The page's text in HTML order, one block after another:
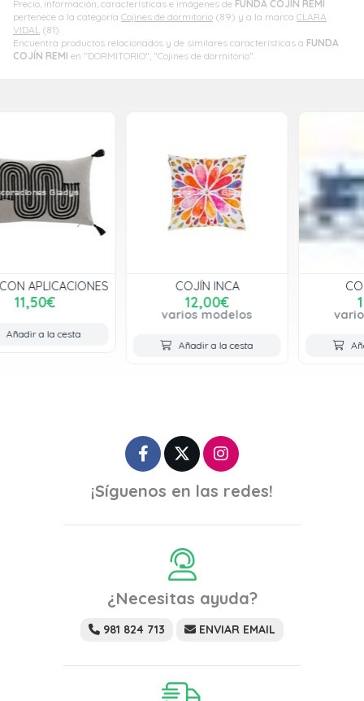
Precio, información, características e imágenes de FUNDA COJÍN REMI
pertenece a la categoría Cojines de dormitorio (89) y a la marca CLARA
VIDAL (81).
Encuentra productos relacionados y de similares características a FUNDA
COJÍN REMI en "DORMITORIO", "Cojines de dormitorio".
COJÍN INCA COJIN PAMA
varios modelos
Añadir a la cesta
¡Síguenos en las redes!
¿Necesitas ayuda?
981 824 713 ENVIAR EMAIL